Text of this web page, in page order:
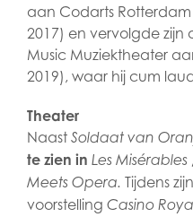
ENGLISH
aan Codarts
2017) en vervolgde
Music Muziektheater
2019), waar hij cum
Theater
Naast Soldaat van
te zien in Les Misérables
Meets Opera. Tijdens
voorstelling Casino